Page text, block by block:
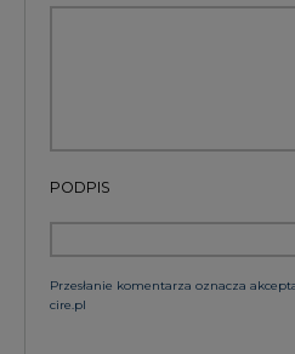
PODPIS
Przesłanie komentarza oznacza
cire.pl